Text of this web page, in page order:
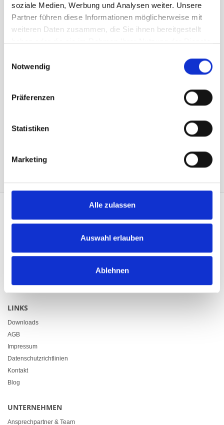
soziale Medien, Werbung und Analysen weiter. Unsere
Partner führen diese Informationen möglicherweise mit
weiteren Daten zusammen, die Sie ihnen bereitgestellt
haben oder die sie im Rahmen Ihrer Nutzung der Dienste
Notwendig
Präferenzen
Statistiken
Marketing
Alle zulassen
Auswahl erlauben
Ablehnen
Kurzbeschreibung
Art.Nr: A000952
1300.SDS200KGZ
(INOX), dazwischen weisse Plastik-Karabinerhaken zur Seilführung,
Rückseite Spiegelbild.
KONTAKT
info@heimgartner.com
LINKS
Downloads
AGB
Impressum
Datenschutzrichtlinien
Kontakt
Blog
UNTERNEHMEN
Ansprechpartner & Team